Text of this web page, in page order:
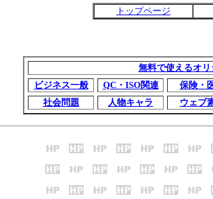
トップページ
無料で使えるオ
ビジネス一般
QC・ISO関連
保険・
社会問題
人物キャラ ウェブ